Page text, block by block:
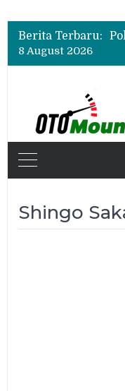
Berita Terbaru:
8 August 2026
Shingo